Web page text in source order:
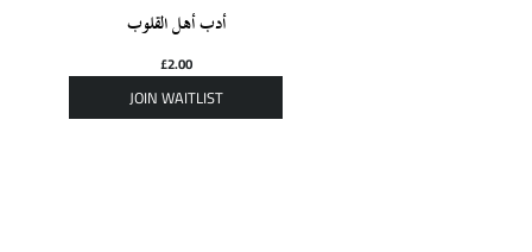
أدب أهل القلوب
£2.00